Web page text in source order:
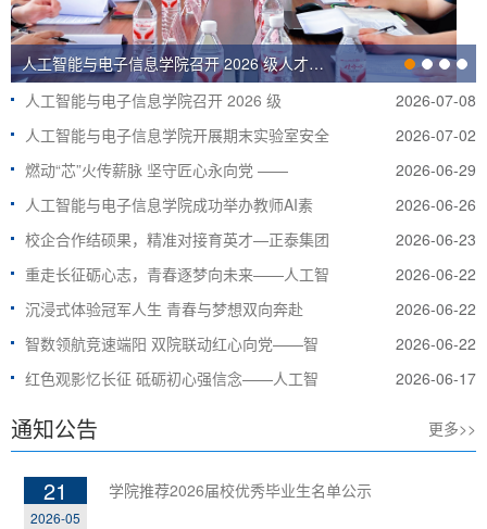
人工智能与电子信息学院召开 2026 级人才培养方案专家论证会
人工智能与电子信息学院召开 2026 级
2026-07-08
人工智能与电子信息学院开展期末实验室安全
2026-07-02
燃动“芯”火传薪脉 坚守匠心永向党 ——
2026-06-29
人工智能与电子信息学院成功举办教师AI素
2026-06-26
校企合作结硕果，精准对接育英才—正泰集团
2026-06-23
重走长征砺心志，青春逐梦向未来——人工智
2026-06-22
沉浸式体验冠军人生 青春与梦想双向奔赴
2026-06-22
智数领航竞速端阳 双院联动红心向党——智
2026-06-22
红色观影忆长征 砥砺初心强信念——人工智
2026-06-17
通知公告 更多>>
21
2026-05
学院推荐2026届校优秀毕业生名单公示